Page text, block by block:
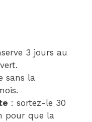
3 jours au
sans la
: sortez-le 30
pour que la